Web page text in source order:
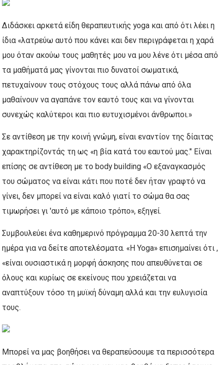
Διδάσκει αρκετά είδη θεραπευτικής yoga και από ότι λέει η
ίδια «λατρεύω αυτό που κάνει και δεν περιγράφεται η χαρά
μου όταν ακούω τους μαθητές μου να μου λένε ότι μέσα από
τα μαθήματά μας γίνονται πιο δυνατοί σωματικά,
πετυχαίνουν τους στόχους τους αλλά πάνω από όλα
μαθαίνουν να αγαπάνε τον εαυτό τους και να γίνονται
συνεχώς καλύτεροι και πιο ευτυχισμένοι άνθρωποι.»
Σε αντίθεση με την κοινή γνώμη, είναι εναντίον της δίαιτας
χαρακτηρίζοντάς τη ως «η βία κατά του εαυτού μας." Είναι
επίσης σε αντίθεση με το body building «Ο εξαναγκασμός
του σώματος να είναι κάτι που ποτέ δεν ήταν γραφτό να
γίνει, δεν μπορεί να είναι καλό γιατί το σώμα θα σας
τιμωρήσει γι 'αυτό με κάποιο τρόπο», εξηγεί.
Συμβουλεύει ένα καθημερινό πρόγραμμα 20-30 λεπτά την
ημέρα για να δείτε αποτελέσματα. «Η Yoga» επισημαίνει ότι ,
«είναι ουσιαστικά η μορφή άσκησης που απευθύνεται σε
όλους και κυρίως σε εκείνους που χρειάζεται να
αναπτύξουν τόσο τη μυϊκή δύναμη αλλά και την ευλυγισία
τους.
Μπορεί να μας βοηθήσει να θεραπεύσουμε τα περισσότερα